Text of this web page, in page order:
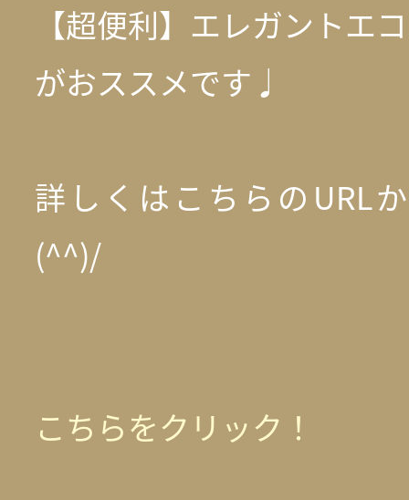
【超便利】エレガントエ
がおススメです♩
詳しくはこちらのURL
(^^)/
こちらをクリック！